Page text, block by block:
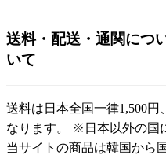
送料・配送・通関につ
いて
送料は日本全国一律1,500円
なります。 ※日本以外の国
当サイトの商品は韓国から